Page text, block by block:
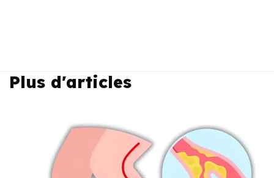
Plus d'articles